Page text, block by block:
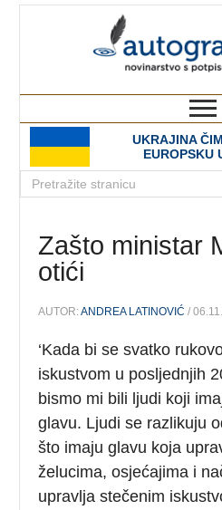
UKRAJINA
EUROPSKU
Zašto ministar
otići
AUTOR:ANDREA LATINOVIĆ /
‘Kada bi se svatko
iskustvom u posljednjih
bismo mi bili ljudi koji
glavu. Ljudi se razlikuju
što imaju glavu koja
želucima, osjećajima i
upravlja stečenim